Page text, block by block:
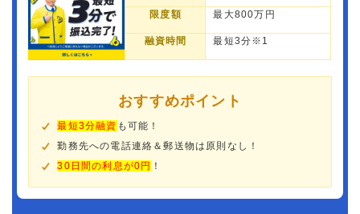
限度額 最大800万円
融資時間 最短3分※1
おすすめポイント
最短3分融資 も可能！
勤務先への電話連絡＆郵送物は原則なし！
30日間の利息が0円 ！